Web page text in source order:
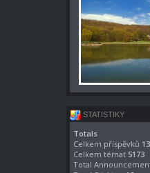
STATISTIKY
Totals
Celkem příspěvků
Celkem témat 5173
Total